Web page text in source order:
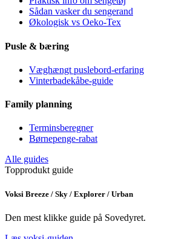
Sådan vasker du sengerand
Økologisk vs Oeko-Tex
Pusle & bæring
Væghængt puslebord-erfaring
Vinterbadekåbe-guide
Family planning
Terminsberegner
Børnepenge-rabat
Alle guides
Topprodukt guide
Voksi Breeze / Sky / Explorer / Urban
Den mest klikke guide på Sovedyret.